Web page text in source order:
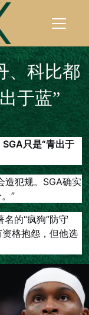
、科比都
于蓝”
只是“青出于
造犯规。SGA确实
”
的“疯狗”防守
格抱怨，但他选